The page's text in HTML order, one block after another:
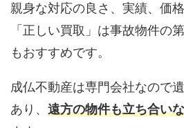
親身な対応の良さ、実績、価
「正しい買取」は事故物件の
もおすすめです。
成仏不動産は専門会社なので
あり、 遠方の物件も立ち合い